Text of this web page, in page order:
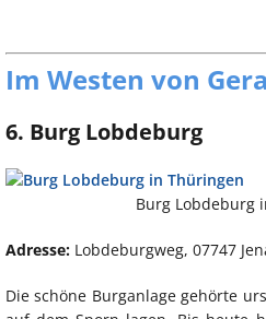
Im Westen von Gera
6. Burg Lobdeburg
Burg Lobdeburg
Adresse: Lobdeburgweg, 07747
Die schöne Burganlage gehörte